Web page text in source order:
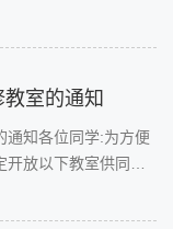
室的通知
通知各位同学:为方便
放以下教室供同学